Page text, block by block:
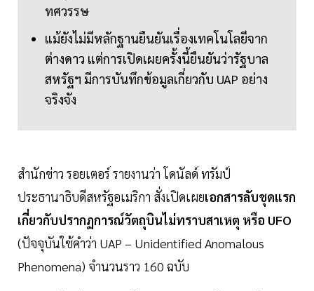
ทศวรรษ
แม้ยังไม่มีหลักฐานยืนยันเรื่องเทคโนโลยีจาก
ต่างดาว แต่การเปิดเผยครั้งนี้ยืนยันว่ารัฐบาล
สหรัฐฯ มีการบันทึกข้อมูลเกี่ยวกับ UAP อย่าง
จริงจัง
สำนักข่าว รอยเตอร์ รายงานว่า โดนัลด์ ทรัมป์
ประธานาธิบดีสหรัฐอเมริกา สั่งเปิดเผยเอกสารลับชุดแรก
เกี่ยวกับปรากฏการณ์วัตถุบินไม่ทราบสาเหตุ หรือ UFO
(ปัจจุบันใช้คำว่า UAP – Unidentified Anomalous
Phenomena) จำนวนราว 160 ฉบับ